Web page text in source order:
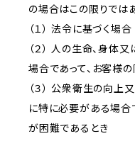
の場合はこの限りでは
（１） 法令に基づく場合
（２） 人の生命、身体
場合であって、お客様
（３） 公衆衛生の向
に特に必要がある場合
が困難であるとき